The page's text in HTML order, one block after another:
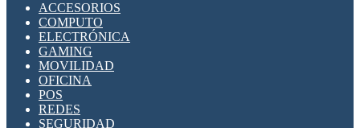
SUPRESOR DE TRANSIENTES SPDS PARA
APLICACIONES FOTOVOLTAICAS
ACCESORIOS
COMPUTO
ELECTRÓNICA
GAMING
MOVILIDAD
OFICINA
POS
REDES
SEGURIDAD